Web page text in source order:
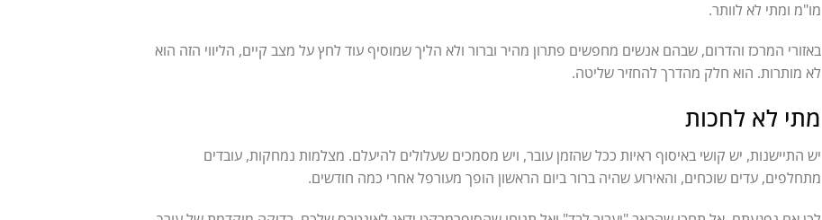
מו"מ ומתי לא לוותר.
באזורי המרכז והדרום, שבהם אנשים מחפשים פתרון מהיר וברור ולא הליך שמוסיף עוד לחץ על מצב קיים, הליווי הזה הוא
לא מותרות. הוא חלק מהדרך להחזיר שליטה.
מתי לא לחכות
יש התיישנות, יש קושי באיסוף ראיות ככל שהזמן עובר, ויש מסמכים שעלולים להיעלם. מצלמות נמחקות, עובדים
מתחלפים, עדים שוכחים, והאירוע שהיה ברור ביום הראשון הופך מעורפל אחרי כמה חודשים.